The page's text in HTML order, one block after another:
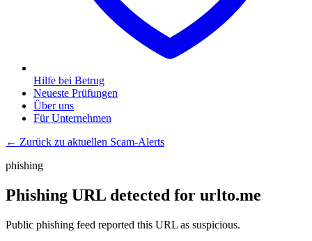
Hilfe bei Betrug
Neueste Prüfungen
Über uns
Für Unternehmen
← Zurück zu aktuellen Scam-Alerts
phishing
Phishing URL detected for urlto.me
Public phishing feed reported this URL as suspicious.